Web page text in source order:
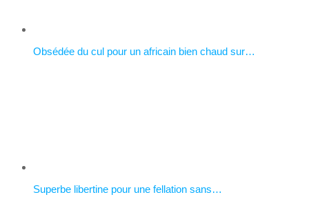
Obsédée du cul pour un africain bien chaud sur…
Superbe libertine pour une fellation sans…